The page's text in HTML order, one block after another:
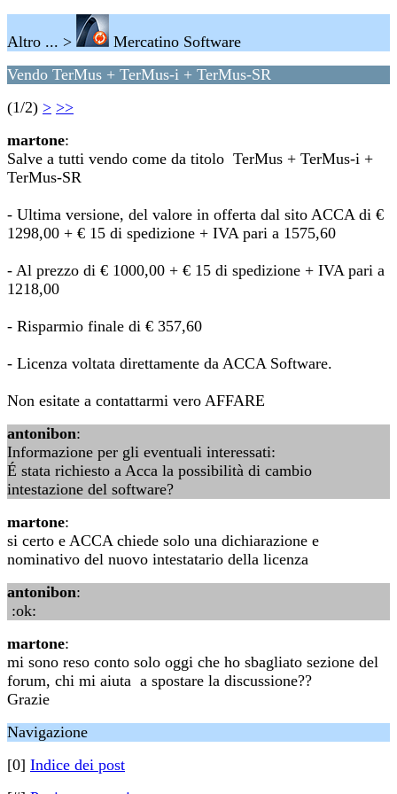
Altro ... >
Mercatino Software
Vendo TerMus + TerMus-i + TerMus-SR
(1/2) > >>
martone:
Salve a tutti vendo come da titolo TerMus + TerMus-i +
TerMus-SR
- Ultima versione, del valore in offerta dal sito ACCA di €
1298,00 + € 15 di spedizione + IVA pari a 1575,60
- Al prezzo di € 1000,00 + € 15 di spedizione + IVA pari a
1218,00
- Risparmio finale di € 357,60
- Licenza voltata direttamente da ACCA Software.
Non esitate a contattarmi vero AFFARE
antonibon:
Informazione per gli eventuali interessati:
É stata richiesto a Acca la possibilità di cambio
intestazione del software?
martone:
si certo e ACCA chiede solo una dichiarazione e
nominativo del nuovo intestatario della licenza
antonibon:
:ok:
martone:
mi sono reso conto solo oggi che ho sbagliato sezione del
forum, chi mi aiuta a spostare la discussione??
Grazie
Navigazione
[0] Indice dei post